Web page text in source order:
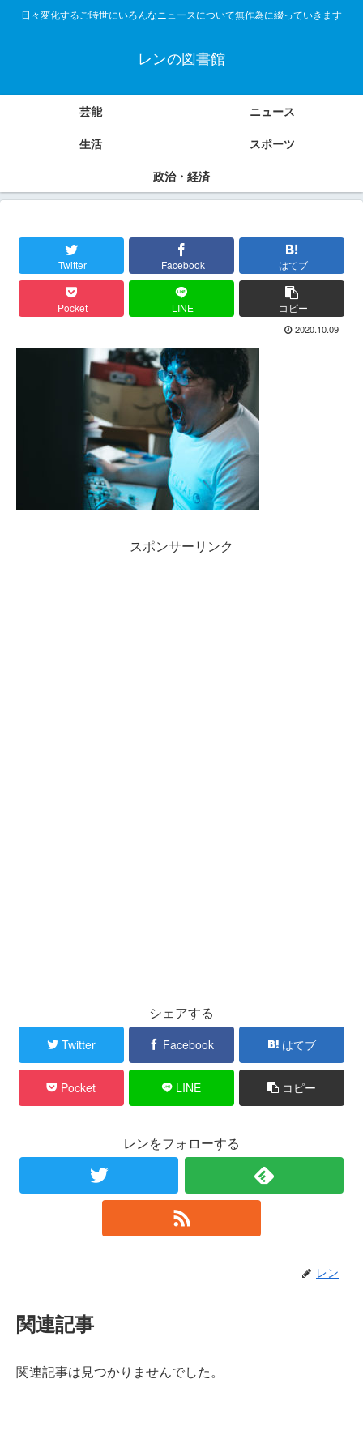
日々変化するご時世にいろんなニュースについて無作為に綴っていきます
レンの図書館
芸能
ニュース
生活
スポーツ
政治・経済
Twitter Facebook はてブ
Pocket LINE コピー
2020.10.09
スポンサーリンク
シェアする
Twitter Facebook はてブ
Pocket LINE コピー
レンをフォローする
レン
関連記事
関連記事は見つかりませんでした。